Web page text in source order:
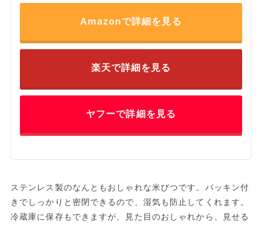
Amazonで詳細を見る
楽天で詳細を見る
ヤフーで詳細を見る
ステンレス製のなんともおしゃれな米びつです。パッキン付
きでしっかりと密閉できるので、湿気も防止してくれます。
冷蔵庫に保存もできますが、見た目のおしゃれから、見せる